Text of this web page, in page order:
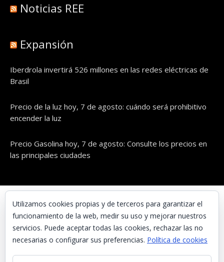
Noticias REE
Expansión
Iberdrola invertirá 526 millones en las redes eléctricas de
Brasil
Precio de la luz hoy, 7 de agosto: cuándo será prohibitivo
encender la luz
Precio Gasolina hoy, 7 de agosto: Consulte los precios en
las principales ciudades
© UNAENERGÍA, S.L.
Inicio
Contacta con nosotros
Preguntas frecuentes
Utilizamos cookies propias y de terceros para garantizar el
funcionamiento de la web, medir su uso y mejorar nuestros
servicios. Puede aceptar todas las cookies, rechazar las no
necesarias o configurar sus preferencias. Política de cookies